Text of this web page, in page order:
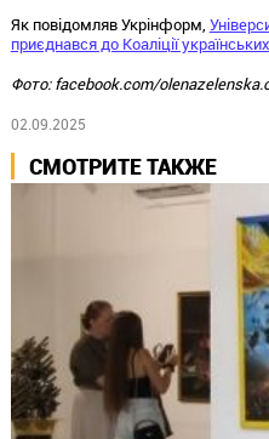
Як повідомляв Укрінформ,
приєднався до Коаліції
Фото: facebook.com/
02.09.2025
СМОТРИТЕ ТАКЖЕ